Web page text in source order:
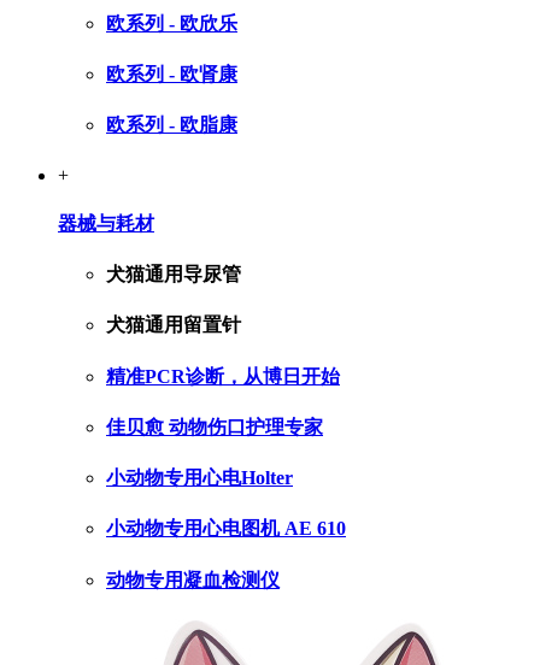
欧系列 - 欧欣乐
欧系列 - 欧肾康
欧系列 - 欧脂康
+
器械与耗材
犬猫通用导尿管
犬猫通用留置针
精准PCR诊断，从博日开始
佳贝愈 动物伤口护理专家
小动物专用心电Holter
小动物专用心电图机 AE 610
动物专用凝血检测仪